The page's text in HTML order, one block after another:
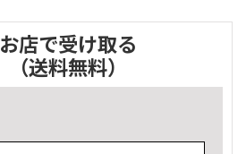
お店で受け取る
（送料無料）